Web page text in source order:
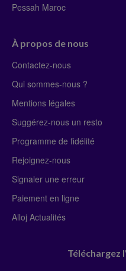
Pessah Maroc
À propos de nous
Contactez-nous
Qui sommes-nous ?
Mentions légales
Suggérez-nous un resto
Programme de fidélité
Rejoignez-nous
Signaler une erreur
Paiement en ligne
Alloj Actualités
Téléchargez